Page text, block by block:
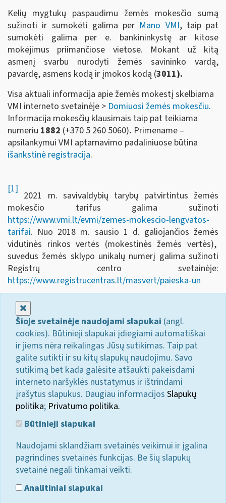
Kelių mygtukų paspaudimu žemės mokesčio sumą
sužinoti ir sumokėti galima per Mano VMI, taip pat
sumokėti galima per e. bankininkystę ar kitose
mokėjimus priimančiose vietose. Mokant už kitą
asmenį svarbu nurodyti žemės savininko vardą,
pavardę, asmens kodą ir įmokos kodą (3011).
Visa aktuali informacija apie žemės mokestį skelbiama
VMI interneto svetainėje > Domiuosi žemės mokesčiu.
Informacija mokesčių klausimais taip pat teikiama
numeriu 1882 (+370 5 260 5060). Primename –
apsilankymui VMI aptarnavimo padaliniuose būtina
išankstinė registracija.
[1]
2021 m. savivaldybių tarybų patvirtintus žemės
mokesčio tarifus galima sužinoti
https://www.vmi.lt/evmi/zemes-mokescio-lengvatos-
tarifai. Nuo 2018 m. sausio 1 d. galiojančios žemės
vidutinės rinkos vertės (mokestinės žemės vertės),
suvedus žemės sklypo unikalų numerį galima sužinoti
Registrų centro svetainėje:
https://www.registrucentras.lt/masvert/paieska-un
Šioje svetainėje naudojami slapukai (angl.
cookies). Būtinieji slapukai įdiegiami automatiškai
ir jiems nėra reikalingas Jūsų sutikimas. Taip pat
galite sutikti ir su kitų slapukų naudojimu. Savo
sutikimą bet kada galėsite atšaukti pakeisdami
interneto naršyklės nustatymus ir ištrindami
įrašytus slapukus. Daugiau informacijos Slapukų
politika; Privatumo politika.
Būtinieji slapukai
Naudojami sklandžiam svetainės veikimui ir įgalina
pagrindines svetainės funkcijas. Be šių slapukų
svetainė negali tinkamai veikti.
Analitiniai slapukai